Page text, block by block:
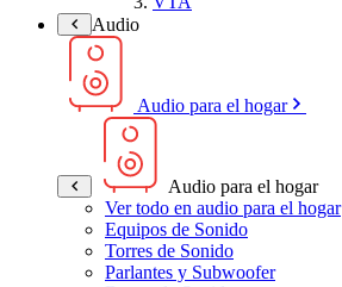
Audio
Audio para el hogar
Audio para el hogar
Ver todo en audio para el hogar
Equipos de Sonido
Torres de Sonido
Parlantes y Subwoofer